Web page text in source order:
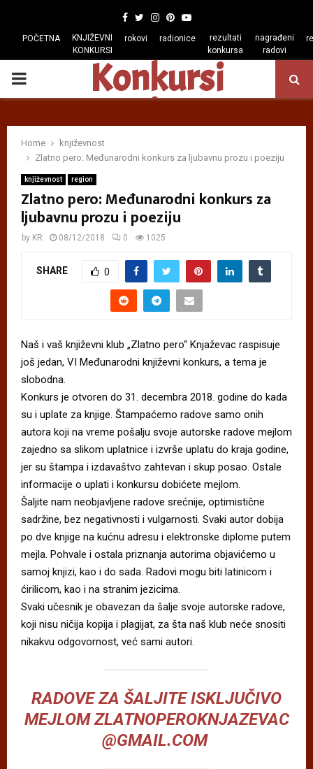
Facebook
TwitterInstagram
Pinterest
Youtube
POČETNA
KNJIŽEVNI
KONKURSI
rokovi radionice
rezultati
konkursa
nagrađeni
radovi
PRIMARY
Konkursi
regiona
Home
književnost
Zlatno pero: Međunarodni konkurs za ljubavnu prozu i poeziju
književnost region
Zlatno pero: Međunarodni konkurs za
ljubavnu prozu i poeziju
by KR 08/12/2018 0 1025
SHARE 0
Naš i vaš književni klub „Zlatno pero“ Knjaževac raspisuje
još jedan, VI Međunarodni književni konkurs, a tema je
slobodna.
Konkurs je otvoren do 31. decembra 2018. godine do kada
su i uplate za knjige. Štampaćemo radove samo onih
autora koji na vreme pošalju svoje autorske radove mejlom
zajedno sa slikom uplatnice i izvrše uplatu do kraja godine,
jer su štampa i izdavaštvo zahtevan i skup posao. Ostale
informacije o uplati i konkursu dobićete mejlom.
Šaljite nam neobjavljene radove srećnije, optimistične
sadržine, bez negativnosti i vulgarnosti. Svaki autor dobija
po dve knjige na kućnu adresu i elektronske diplome putem
mejla. Pohvale i ostala priznanja autorima objavićemo u
samoj knjizi, kao i do sada. Radovi mogu biti latinicom i
ćirilicom, kao i na stranim jezicima.
Svaki učesnik je obavezan da šalje svoje autorske radove,
koji nisu ničija kopija i plagijat, za šta naš klub neće snositi
nikakvu odgovornost, već sami autori.
RADOVE ZA ŠALJITE ISKLJUČIVO
MEJLOMZLATNOPEROKNJAZEVAC
@GMAIL.COM